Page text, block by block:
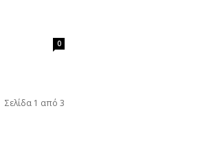
0
Σελίδα 1 από 3